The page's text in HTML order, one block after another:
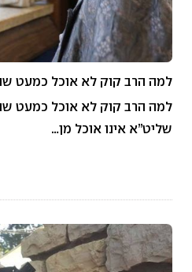
למה הרב קוק לא אוכל כמעט
למה הרב קוק לא אוכל כמעט
שליט”א אינו אוכל מן…